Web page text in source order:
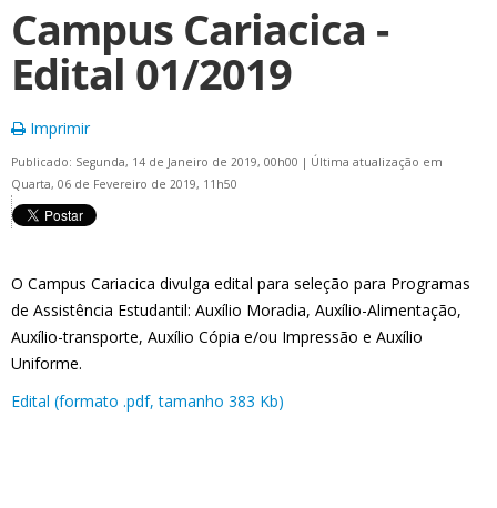
Campus Cariacica -
Edital 01/2019
Imprimir
Publicado: Segunda, 14 de Janeiro de 2019, 00h00 | Última atualização em
Quarta, 06 de Fevereiro de 2019, 11h50
O Campus Cariacica divulga edital para seleção para Programas
de Assistência Estudantil: Auxílio Moradia, Auxílio-Alimentação,
Auxílio-transporte, Auxílio Cópia e/ou Impressão e Auxílio
Uniforme.
Edital (formato .pdf, tamanho 383 Kb)